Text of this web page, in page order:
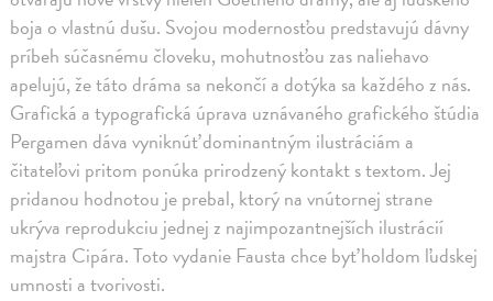
boja o vlastnú dušu. Svojou modernosťou predstavujú dávny
príbeh súčasnému človeku, mohutnosťou zas naliehavo
apelujú, že táto dráma sa nekončí a dotýka sa každého z nás.
Grafická a typografická úprava uznávaného grafického štúdia
Pergamen dáva vyniknúť dominantným ilustráciám a
čitateľovi pritom ponúka prirodzený kontakt s textom. Jej
pridanou hodnotou je prebal, ktorý na vnútornej strane
ukrýva reprodukciu jednej z najimpozantnejších ilustrácií
majstra Cipára. Toto vydanie Fausta chce byť holdom ľudskej
umnosti a tvorivosti.